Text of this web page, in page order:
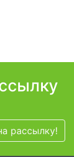
рассылку!